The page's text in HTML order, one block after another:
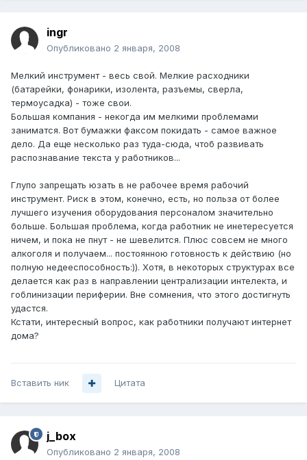
ingr
Опубликовано 2 января, 2008
Мелкий инструмент - весь свой. Мелкие расходники
(батарейки, фонарики, изолента, разъемы, сверла,
термоусадка) - тоже свои.
Большая компания - некогда им мелкими проблемами
заниматся. Вот бумажки факсом покидать - самое важное
дело. Да еще несколько раз туда-сюда, чтоб развивать
распознавание текста у работников...
Глупо запрещать юзать в не рабочее время рабочий
инструмент. Риск в этом, конечно, есть, но польза от более
лучшего изучения оборудования персоналом значительно
больше. Большая проблема, когда работник не инетересуется
ничем, и пока не пнут - не шевелится. Плюс совсем не много
алкоголя и получаем... постоянною готовность к действию (но
полную недееспособность:)). Хотя, в некоторых структурах все
делается как раз в направлении централизации интелекта, и
гоблинизации периферии. Вне сомнения, что этого достигнуть
удастся.
Кстати, интересный вопрос, как работники получают интернет
дома?
Вставить ник Цитата
j_box
Опубликовано 2 января, 2008